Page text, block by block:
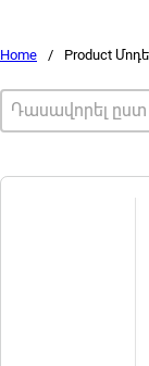
Home / Product
Sort by
Sort content